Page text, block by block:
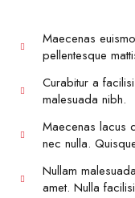
Maecenas
pellentesque
Curabitur a
malesuada nibh.
Maecenas lacus
nec nulla.
Nullam
amet. Nulla